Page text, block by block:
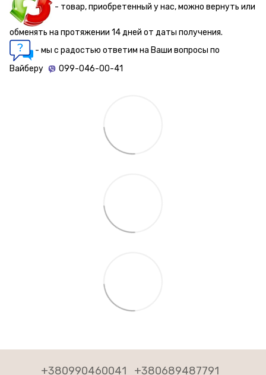
- товар, приобретенный у нас, можно вернуть или
обменять на протяжении 14 дней от даты получения.
- мы с радостью ответим на Ваши вопросы по
Вайберу
099-046-00-41
+380990460041 +380689487791